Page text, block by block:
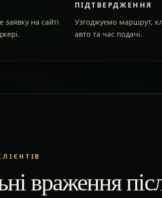
заявку на сайті
ПІДТВЕРДЖЕННЯ
Узгоджуємо маршрут,
авто та час подачі.
враження